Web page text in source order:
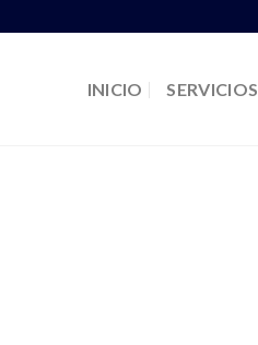
INICIO SERVICIOS